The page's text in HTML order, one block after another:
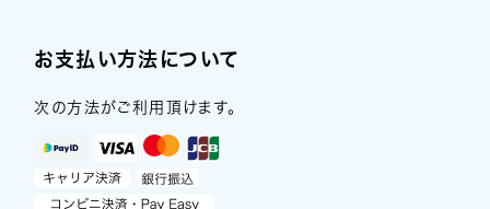
お支払い方法について
次の方法がご利用頂けます。